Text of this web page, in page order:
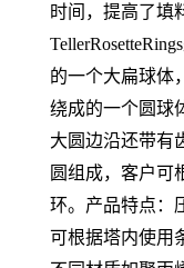
时间，提高了填
的一个大扁球体
绕成的一个圆球
大圆边沿还带有
圆组成，客户可
环。产品特点：
可根据塔内使用